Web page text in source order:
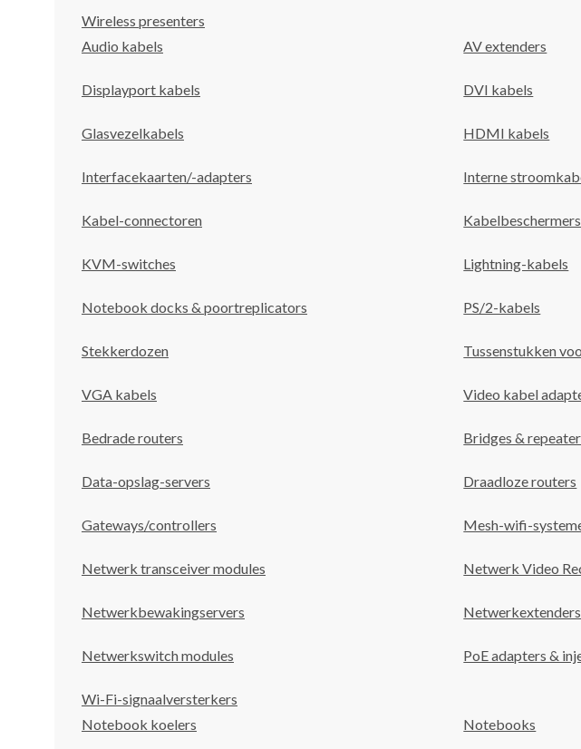
Wireless presenters
Audio kabels
AV extenders
Displayport kabels DVI kabels
Glasvezelkabels HDMI kabels
Interfacekaarten/-adapters Interne
Kabel-connectoren Kabelbeschermers
KVM-switches Lightning-kabels
Notebook docks & poortreplicators PS/2-kabels
Stekkerdozen Tussenstukken
VGA kabels Video kabel
Bedrade routers Bridges &
Data-opslag-servers Draadloze routers
Gateways/controllers Mesh-wifi-
Netwerk transceiver modules Netwerk Video
Netwerkbewakingservers Netwerkextenders
Netwerkswitch modules PoE adapters &
Wi-Fi-signaalversterkers
Notebook koelers
Notebooks